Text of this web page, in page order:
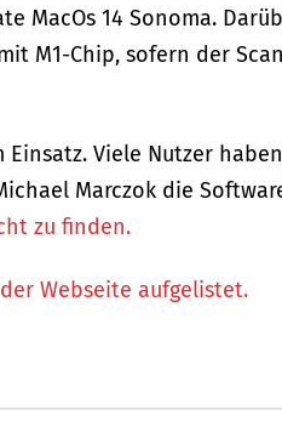
MacOs 14 Sonoma.
M1-Chip, sofern der
Einsatz. Viele Nutzer
Marczok die
zu finden.
Webseite aufgelistet.